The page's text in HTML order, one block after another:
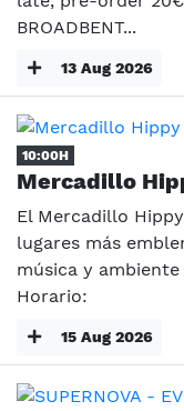
BROADBENT...
13 Aug 2026
10:00H
Mercadillo
El Mercadillo
lugares más
música y
Horario:
15 Aug 2026